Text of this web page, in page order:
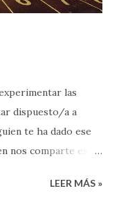
las
dispuesto/a a
te ha dado ese
nos comparte esta
lo hace como parte
LEER MÁS »